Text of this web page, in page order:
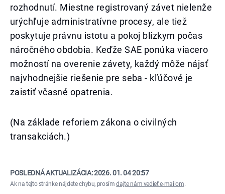
rozhodnutí. Miestne registrovaný závet nielenže
urýchľuje administratívne procesy, ale tiež
poskytuje právnu istotu a pokoj blízkym počas
náročného obdobia. Keďže SAE ponúka viacero
možností na overenie závety, každý môže nájsť
najvhodnejšie riešenie pre seba - kľúčové je
zaistiť včasné opatrenia.
(Na základe reforiem zákona o civilných
transakciách.)
POSLEDNÁ AKTUALIZÁCIA:2026. 01. 04 20:57
Ak na tejto stránke nájdete chybu, prosímdajte nám vedieť e-mailom.